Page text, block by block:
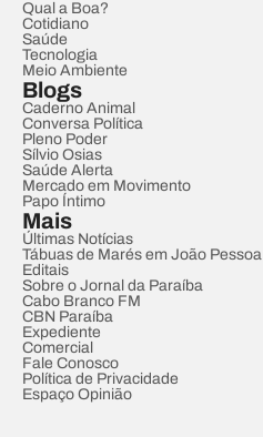
Qual a Boa?
Cotidiano
Saúde
Tecnologia
Meio Ambiente
Blogs
Caderno Animal
Conversa Política
Pleno Poder
Sílvio Osias
Saúde Alerta
Mercado em Movimento
Papo Íntimo
Mais
Últimas Notícias
Tábuas de Marés em João Pessoa
Editais
Sobre o Jornal da Paraíba
Cabo Branco FM
CBN Paraíba
Expediente
Comercial
Fale Conosco
Política de Privacidade
Espaço Opinião